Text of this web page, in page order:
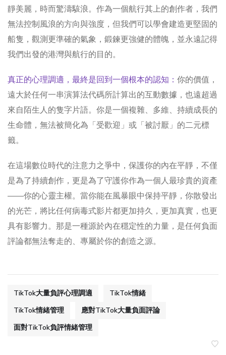
靜美麗，時而驚濤駭浪。作為一個航行其上的創作者，我們
無法控制風浪的方向與強度，但我們可以學會建造更堅固的
船隻，觀測更準確的氣象，鍛鍊更強健的體魄，並永遠記得
我們出發的港灣與航行的目的。
真正的心理調適，最終是回到一個根本的認知： 你的價值，
遠大於任何一串演算法代碼所計算出的互動數據，也遠超過
來自陌生人的隻字片語。你是一個複雜、多維、持續成長的
生命體，無法被簡化為「受歡迎」或「被討厭」的二元標
籤。
在這場數位時代的注意力之爭中，保護你的內在平靜，不僅
是為了持續創作，更是為了守護你作為一個人最珍貴的資產
——你的心靈主權。當你能在風暴眼中保持平靜，你散發出
的光芒，將比任何病毒式影片都更加持久，更加真實，也更
具有影響力。那是一種源於內在穩定性的力量，是任何負面
評論都無法奪走的、專屬於你的創造之源。
TikTok大量負評心理調適
TikTok情緒
TikTok情緒管理
應對TikTok大量負面評論
面對TikTok負評情緒管理